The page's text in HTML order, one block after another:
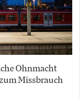
Ohnmacht
Missbrauch